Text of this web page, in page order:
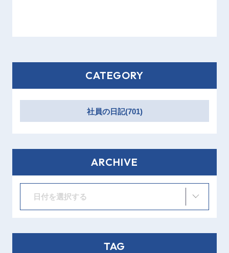
CATEGORY
社員の日記(701)
ARCHIVE
日付を選択する
TAG